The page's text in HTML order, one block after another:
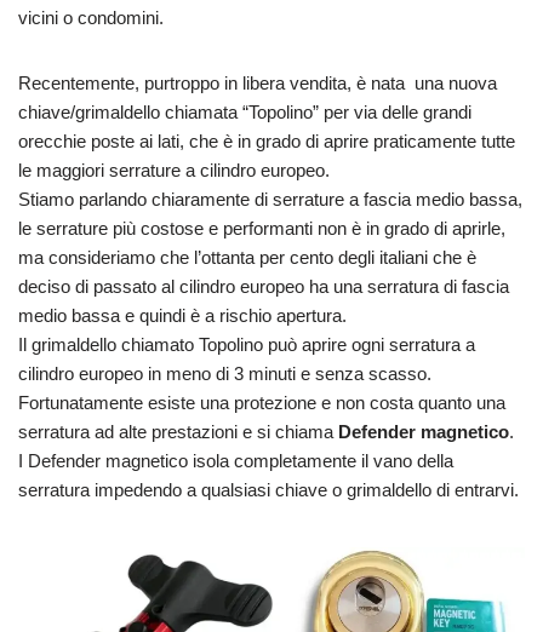
vicini o condomini.
Recentemente, purtroppo in libera vendita, è nata una nuova
chiave/grimaldello chiamata “Topolino” per via delle grandi
orecchie poste ai lati, che è in grado di aprire praticamente tutte
le maggiori serrature a cilindro europeo.
Stiamo parlando chiaramente di serrature a fascia medio bassa,
le serrature più costose e performanti non è in grado di aprirle,
ma consideriamo che l’ottanta per cento degli italiani che è
deciso di passato al cilindro europeo ha una serratura di fascia
medio bassa e quindi è a rischio apertura.
Il grimaldello chiamato Topolino può aprire ogni serratura a
cilindro europeo in meno di 3 minuti e senza scasso.
Fortunatamente esiste una protezione e non costa quanto una
serratura ad alte prestazioni e si chiama Defender magnetico.
I Defender magnetico isola completamente il vano della
serratura impedendo a qualsiasi chiave o grimaldello di entrarvi.